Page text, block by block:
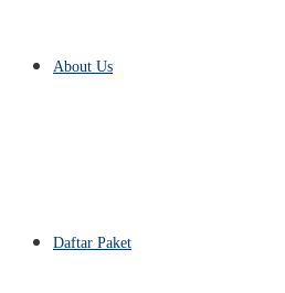
About Us
Daftar Paket